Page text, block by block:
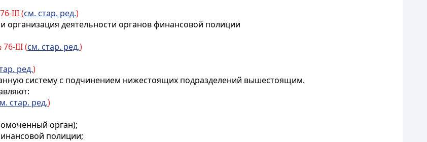
III (см. стар. ред.)
организация деятельности органов финансовой полиции
76-III (см. стар. ред.)
ред.)
систему с подчинением нижестоящих подразделений вышестоящим.
стар. ред.)
орган);
полиции;